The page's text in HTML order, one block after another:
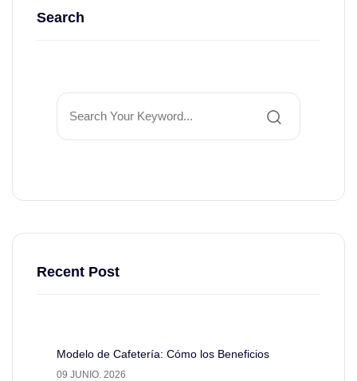
Search
Recent Post
Modelo de Cafetería: Cómo los Beneficios
09 JUNIO. 2026